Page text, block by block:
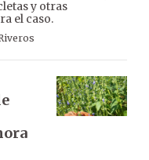
y otras
el caso.